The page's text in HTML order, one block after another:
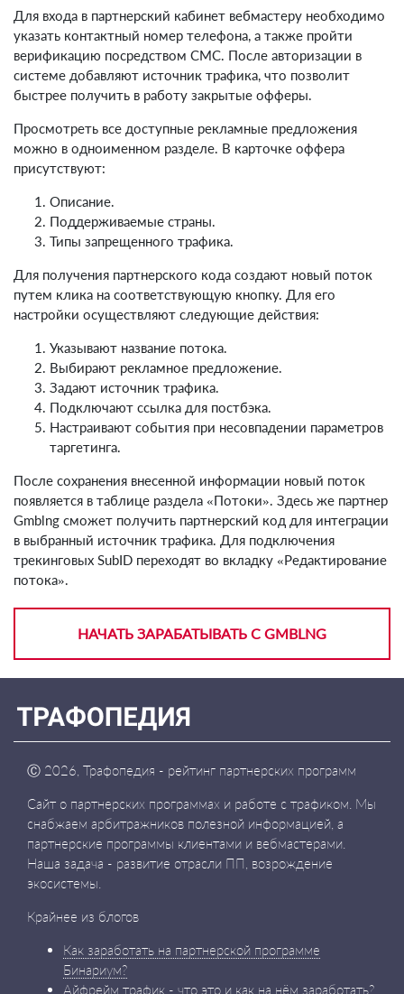
Для входа в партнерский кабинет вебмастеру необходимо
указать контактный номер телефона, а также пройти
верификацию посредством СМС. После авторизации в
системе добавляют источник трафика, что позволит
быстрее получить в работу закрытые офферы.
Просмотреть все доступные рекламные предложения
можно в одноименном разделе. В карточке оффера
присутствуют:
Описание.
Поддерживаемые страны.
Типы запрещенного трафика.
Для получения партнерского кода создают новый поток
путем клика на соответствующую кнопку. Для его
настройки осуществляют следующие действия:
Указывают название потока.
Выбирают рекламное предложение.
Задают источник трафика.
Подключают ссылка для постбэка.
Настраивают события при несовпадении параметров
таргетинга.
После сохранения внесенной информации новый поток
появляется в таблице раздела «Потоки». Здесь же партнер
Gmblng сможет получить партнерский код для интеграции
в выбранный источник трафика. Для подключения
трекинговых SubID переходят во вкладку «Редактирование
потока».
НАЧАТЬ ЗАРАБАТЫВАТЬ С GMBLNG
Ⓒ 2026, Трафопедия - рейтинг партнерских программ
Сайт о партнерских программах и работе с трафиком. Мы
снабжаем арбитражников полезной информацией, а
партнерские программы клиентами и вебмастерами.
Наша задача - развитие отрасли ПП, возрождение
экосистемы.
Крайнее из блогов
Как заработать на партнерской программе
Бинариум?
Айфрейм трафик - что это и как на нём заработать?